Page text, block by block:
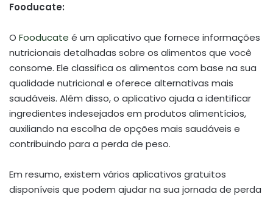
Fooducate:
O Fooducate é um aplicativo que fornece informações
nutricionais detalhadas sobre os alimentos que você
consome. Ele classifica os alimentos com base na sua
qualidade nutricional e oferece alternativas mais
saudáveis. Além disso, o aplicativo ajuda a identificar
ingredientes indesejados em produtos alimentícios,
auxiliando na escolha de opções mais saudáveis e
contribuindo para a perda de peso.
Em resumo, existem vários aplicativos gratuitos
disponíveis que podem ajudar na sua jornada de perda